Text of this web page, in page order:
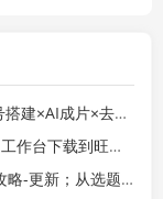
变现×AI真人生成×人物一致性
把手搞定开店全部必备操作
基础也能做出高流量真实感内容